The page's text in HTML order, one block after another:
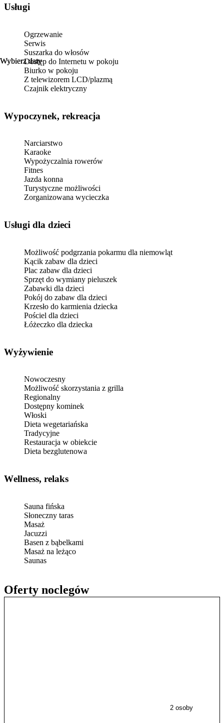
Wybierz daty
Oferty noclegów
Wybierz daty
2 osoby
Usługi
Ogrzewanie
Serwis
Suszarka do włosów
Dostęp do Internetu w pokoju
Biurko w pokoju
Z telewizorem LCD/plazmą
Czajnik elektryczny
Wypoczynek, rekreacja
Narciarstwo
Karaoke
Wypożyczalnia rowerów
Fitnes
Jazda konna
Turystyczne możliwości
Zorganizowana wycieczka
usługi dla dzieci
Możliwość podgrzania pokarmu dla niemowląt
Kącik zabaw dla dzieci
Plac zabaw dla dzieci
Sprzęt do wymiany pieluszek
Zabawki dla dzieci
Pokój do zabaw dla dzieci
Krzesło do karmienia dziecka
Pościel dla dzieci
Łóżeczko dla dziecka
Wyżywienie
Nowoczesny
Możliwość skorzystania z grilla
Regionalny
Dostępny kominek
Włoski
Dieta wegetariańska
Tradycyjne
Restauracja w obiekcie
Dieta bezglutenowa
Wellness, relaks
Sauna fińska
Słoneczny taras
Masaż
Jacuzzi
Basen z bąbelkami
Masaż na leżąco
Saunas